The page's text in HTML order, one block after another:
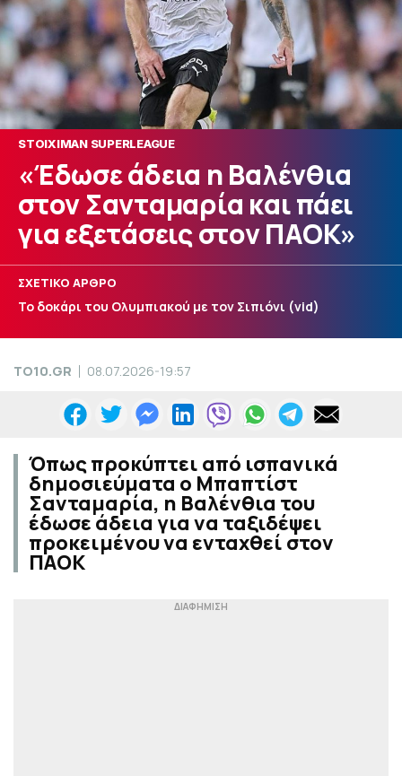
STOIXIMAN SUPERLEAGUE
«Έδωσε άδεια η Βαλένθια
στον Σανταμαρία και πάει
για εξετάσεις στον ΠΑΟΚ»
ΣΧΕΤΙΚΟ ΑΡΘΡΟ
Το δοκάρι του Ολυμπιακού με τον Σιπιόνι (vid)
TO10.GR 08.07.2026-19:57
Όπως προκύπτει από ισπανικά
δημοσιεύματα ο Μπαπτίστ
Σανταμαρία, η Βαλένθια του
έδωσε άδεια για να ταξιδέψει
προκειμένου να ενταχθεί στον
ΠΑΟΚ